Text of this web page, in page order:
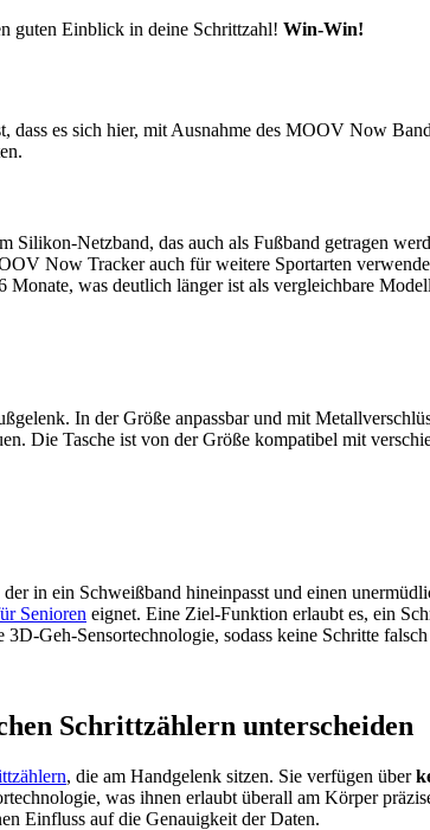
guten Einblick in deine Schrittzahl! Win-Win!
es sich hier, mit Ausnahme des MOOV Now
Netzband, das auch als Fußband getragen
Now Tracker auch für weitere Sportarten
Monate, was deutlich länger ist als vergleichbare
In der Größe anpassbar und mit
Die Tasche ist von der Größe kompatibel mit
in ein Schweißband hineinpasst und einen
Senioren eignet. Eine Ziel-Funktion erlaubt es, ein
Geh-Sensortechnologie, sodass keine Schritte
Schrittzählern unterscheiden
, die am Handgelenk sitzen. Sie verfügen über
was ihnen erlaubt überall am Körper
Einfluss auf die Genauigkeit der Daten.